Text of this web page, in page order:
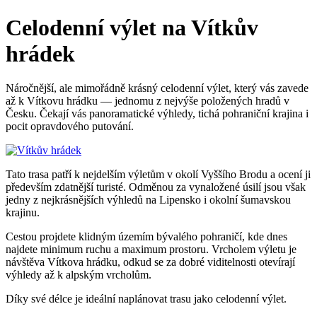
Celodenní výlet na Vítkův
hrádek
Náročnější, ale mimořádně krásný celodenní výlet, který vás zavede
až k Vítkovu hrádku — jednomu z nejvýše položených hradů v
Česku. Čekají vás panoramatické výhledy, tichá pohraniční krajina i
pocit opravdového putování.
Tato trasa patří k nejdelším výletům v okolí Vyššího Brodu a ocení ji
především zdatnější turisté. Odměnou za vynaložené úsilí jsou však
jedny z nejkrásnějších výhledů na Lipensko i okolní šumavskou
krajinu.
Cestou projdete klidným územím bývalého pohraničí, kde dnes
najdete minimum ruchu a maximum prostoru. Vrcholem výletu je
návštěva Vítkova hrádku, odkud se za dobré viditelnosti otevírají
výhledy až k alpským vrcholům.
Díky své délce je ideální naplánovat trasu jako celodenní výlet.